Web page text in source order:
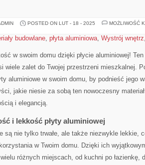
POSTED ON LUT - 18 - 2025
MOŻLIWOŚĆ
budowlane, płyta aluminiowa, Wystrój wnętrz
w swoim domu dzięki płycie aluminiowej!
wiele zalet do Twojej⁤ przestrzeni mieszkalnej.
aluminiowe w swoim domu, by podnieść jego
jakie⁤ niesie za sobą ten nowoczesny
i‌ elegancją.
i lekkość płyty aluminiowej
są nie tylko trwałe, ale także ⁤niezwykle lekkie,
w Twoim‌ domu.​ Dzięki ich
różnych miejscach, od kuchni po łazienkę,